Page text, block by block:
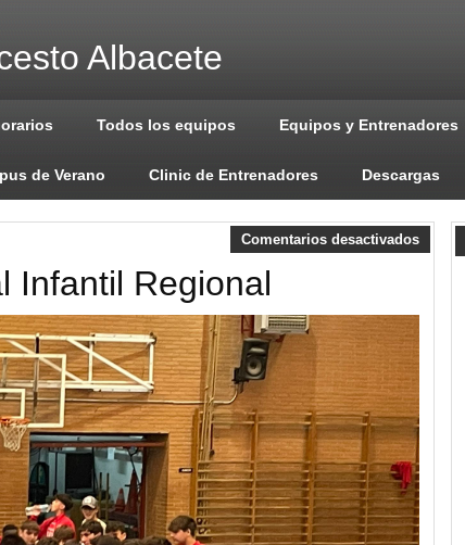
Albacete
Todos los equipos Equipos y Entrenadores
de Verano Clinic de Entrenadores Descargas
Comentarios desactivados
Infantil Regional